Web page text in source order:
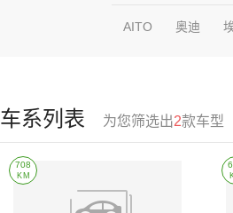
AITO 奥迪
车系列表 为您筛选出2款车型
708
KM